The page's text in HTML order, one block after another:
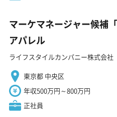
マーケマネージャー候補
アパレル
ライフスタイルカンパニー株式会社
東京都 中央区
年収500万円～800万円
正社員